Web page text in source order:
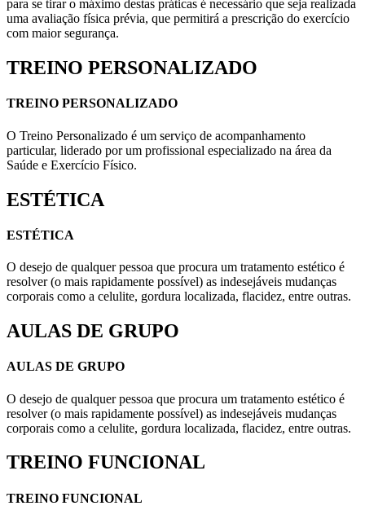
para se tirar o máximo destas práticas é necessário que seja realizada
uma avaliação física prévia, que permitirá a prescrição do exercício
com maior segurança.
TREINO PERSONALIZADO
TREINO PERSONALIZADO
O Treino Personalizado é um serviço de acompanhamento
particular, liderado por um profissional especializado na área da
Saúde e Exercício Físico.
ESTÉTICA
ESTÉTICA
O desejo de qualquer pessoa que procura um tratamento estético é
resolver (o mais rapidamente possível) as indesejáveis mudanças
corporais como a celulite, gordura localizada, flacidez, entre outras.
AULAS DE GRUPO
AULAS DE GRUPO
O desejo de qualquer pessoa que procura um tratamento estético é
resolver (o mais rapidamente possível) as indesejáveis mudanças
corporais como a celulite, gordura localizada, flacidez, entre outras.
TREINO FUNCIONAL
TREINO FUNCIONAL